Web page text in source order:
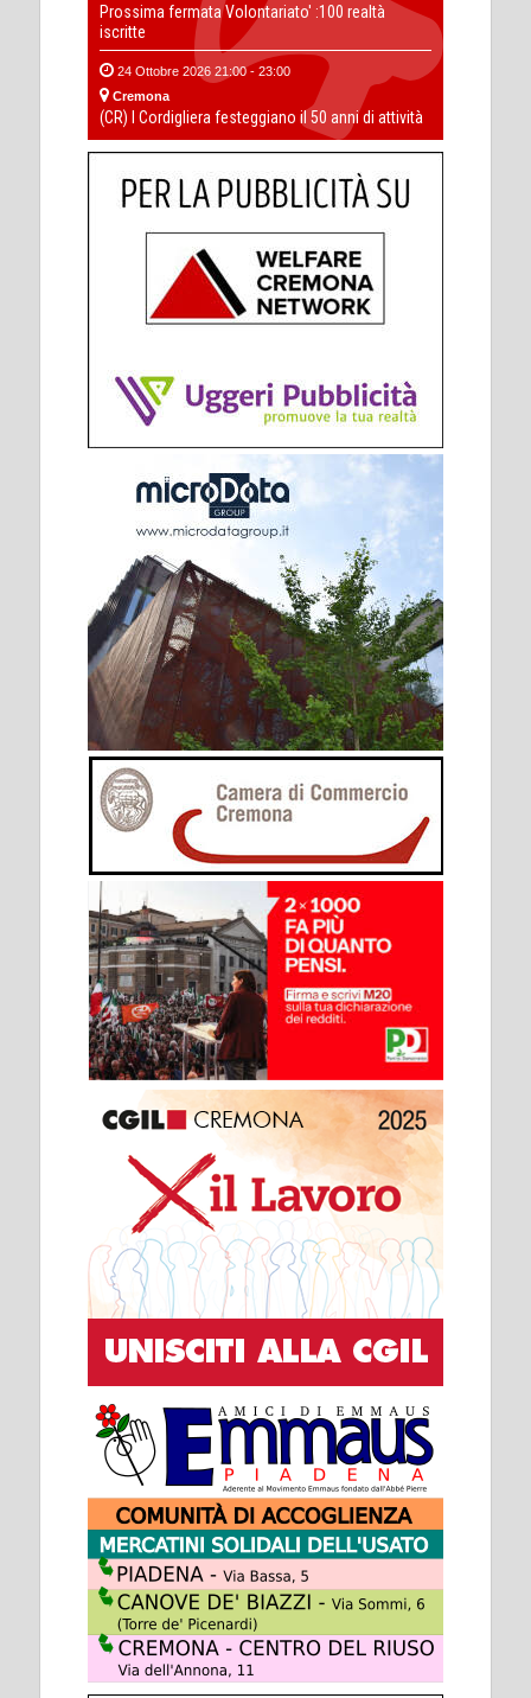
Prossima fermata Volontariato' :100 realtà
iscritte
24 Ottobre 2026 21:00 - 23:00
Cremona
(CR) I Cordigliera festeggiano il 50 anni di attività